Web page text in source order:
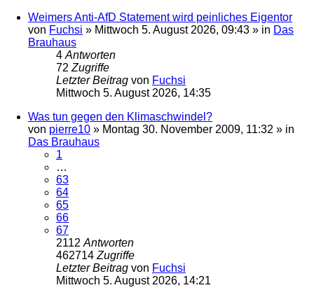
Weimers Anti-AfD Statement wird peinliches Eigentor
von Fuchsi » Mittwoch 5. August 2026, 09:43 » in Das
Brauhaus
4 Antworten
72 Zugriffe
Letzter Beitrag von Fuchsi
Mittwoch 5. August 2026, 14:35
Was tun gegen den Klimaschwindel?
von pierre10 » Montag 30. November 2009, 11:32 » in
Das Brauhaus
1
…
63
64
65
66
67
2112 Antworten
462714 Zugriffe
Letzter Beitrag von Fuchsi
Mittwoch 5. August 2026, 14:21